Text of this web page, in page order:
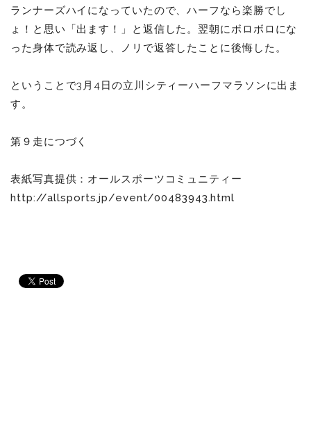
ランナーズハイになっていたので、ハーフなら楽勝でし
ょ！と思い「出ます！」と返信した。翌朝にボロボロにな
った身体で読み返し、ノリで返答したことに後悔した。
ということで3月4日の立川シティーハーフマラソンに出ま
す。
第９走につづく
表紙写真提供：オールスポーツコミュニティー
http://allsports.jp/event/00483943.html